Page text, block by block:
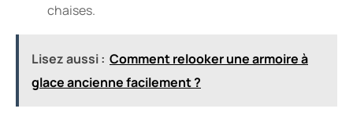
chaises.
Lisez aussi : Comment relooker une armoire à
glace ancienne facilement ?